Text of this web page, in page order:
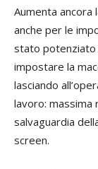
Aumenta
anche per le
stato potenziato
impostare la
lasciando
lavoro: massima
salvaguardia
screen.